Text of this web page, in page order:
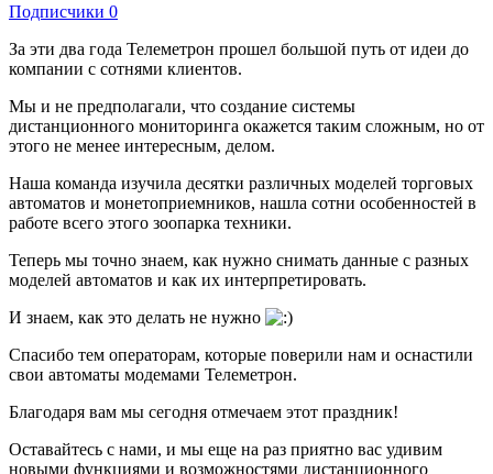
Подписчики 0
За эти два года Телеметрон прошел большой путь от идеи до
компании с сотнями клиентов.
Мы и не предполагали, что создание системы
дистанционного мониторинга окажется таким сложным, но от
этого не менее интересным, делом.
Наша команда изучила десятки различных моделей торговых
автоматов и монетоприемников, нашла сотни особенностей в
работе всего этого зоопарка техники.
Теперь мы точно знаем, как нужно снимать данные с разных
моделей автоматов и как их интерпретировать.
И знаем, как это делать не нужно
Спасибо тем операторам, которые поверили нам и оснастили
свои автоматы модемами Телеметрон.
Благодаря вам мы сегодня отмечаем этот праздник!
Оставайтесь с нами, и мы еще на раз приятно вас удивим
новыми функциями и возможностями дистанционного